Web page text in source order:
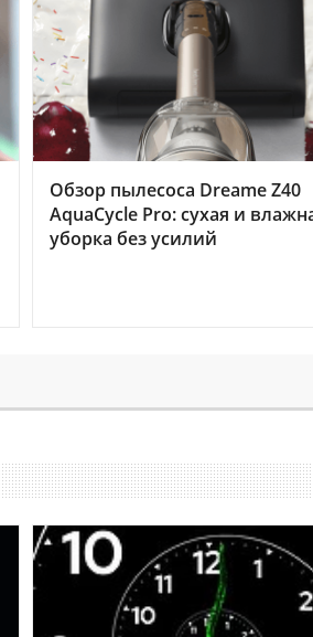
Обзор пылесоса Dreame Z40
AquaCycle Pro: сухая и
уборка без усилий